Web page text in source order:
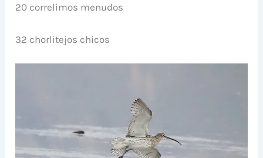
20 correlimos menudos
32 chorlitejos chicos